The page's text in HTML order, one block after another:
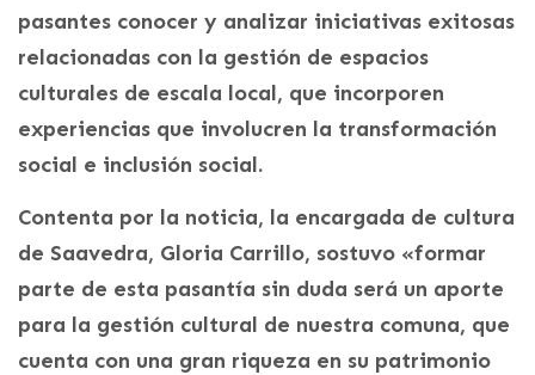
pasantes conocer y analizar iniciativas exitosas
relacionadas con la gestión de espacios
culturales de escala local, que incorporen
experiencias que involucren la transformación
social e inclusión social.
Contenta por la noticia, la encargada de cultura
de Saavedra, Gloria Carrillo, sostuvo «formar
parte de esta pasantía sin duda será un aporte
para la gestión cultural de nuestra comuna, que
cuenta con una gran riqueza en su patrimonio